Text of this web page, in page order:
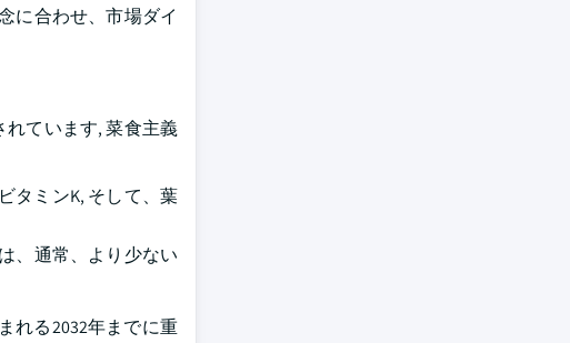
に合わせ、市場ダイ
れています, 菜食主義
タミンK, そして、葉
、通常、より少ない
れる2032年までに重